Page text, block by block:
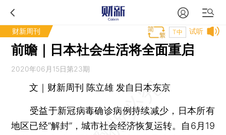
财新周刊 试听
T中
前瞻｜日本社会生活将全面重启
2020年06月15日第23期
文｜财新周刊 陈立雄 发自日本东京
受益于新冠病毒确诊病例持续减少，日本所有
地区已经“解封”，城市社会经济恢复运转。自6月19